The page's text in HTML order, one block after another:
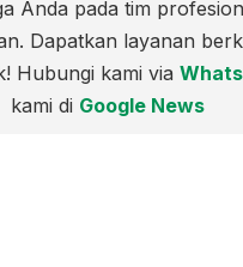
Anda pada tim
Dapatkan layanan
Hubungi kami via
kami di Google News